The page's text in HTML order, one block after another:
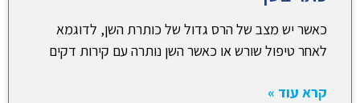
כאשר יש מצב של הרס גדול של כותרת השן, לדוגמא
לאחר טיפול שורש או כאשר השן נותרה עם קירות דקים
קרא עוד »